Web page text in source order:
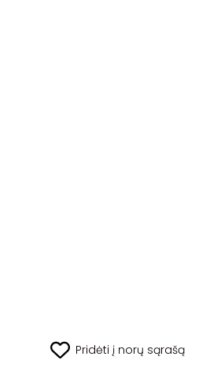
Pridėti į norų sąrašą